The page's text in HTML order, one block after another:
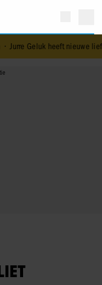
Jurre Geluk heeft nieuwe